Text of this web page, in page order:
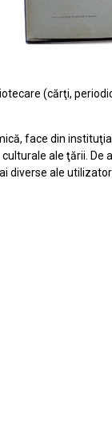
(cărţi,
face din
ale ţării. De
diverse ale